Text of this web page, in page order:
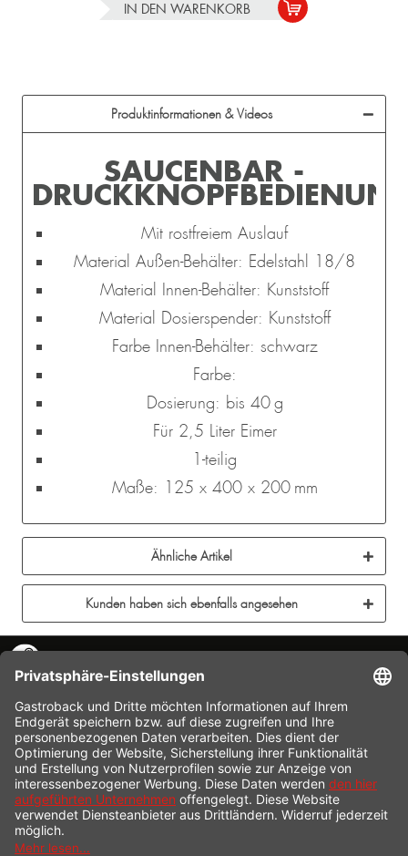
IN DEN WARENKORB
Produktinformationen & Videos
SAUCENBAR -
Mit rostfreiem Auslauf
Material Außen-Behälter: Edelstahl 18/8
Material Innen-Behälter: Kunststoff
Material Dosierspender: Kunststoff
Farbe Innen-Behälter: schwarz
Farbe:
Dosierung: bis 40 g
Für 2,5 Liter Eimer
1-teilig
Maße: 125 x 400 x 200 mm
Ähnliche Artikel
Kunden haben sich ebenfalls angesehen
SERVICE HOTLINE
INFORMATION
SHOP SERVICE